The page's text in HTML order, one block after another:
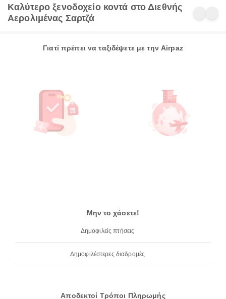
Καλύτερο ξενοδοχείο κοντά στο Διεθνής
Αερολιμένας Σαρτζά
Γιατί πρέπει να ταξιδέψετε με την Airpaz
Μην το χάσετε!
Δημοφιλείς πτήσεις
Δημοφιλέστερες διαδρομές
Αποδεκτοί Τρόποι Πληρωμής